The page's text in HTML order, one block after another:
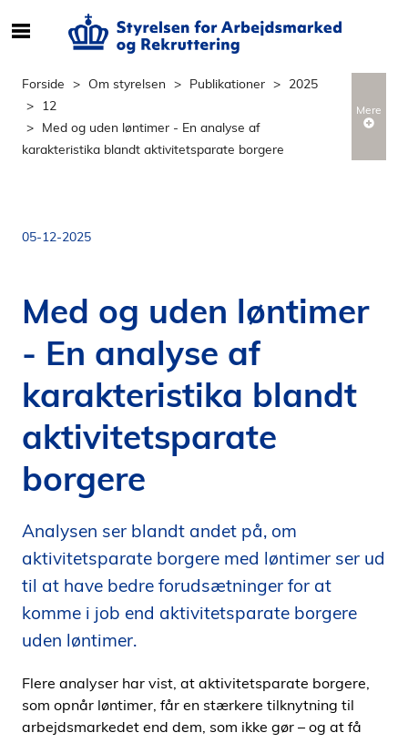
e
f
n
l
d
s
d
n
Forside Om styrelsen Publikationer
2025
12
Med og uden løntimer - En analyse af
karakteristika blandt aktivitetsparate borgere
05-12-2025
Med og uden løntimer
- En analyse af
karakteristika blandt
aktivitetsparate
borgere
Analysen ser blandt andet på, om
aktivitetsparate borgere med løntimer ser ud
til at have bedre forudsætninger for at
komme i job end aktivitetsparate borgere
uden løntimer.
Flere analyser har vist, at aktivitetsparate borgere,
som opnår løntimer, får en stærkere tilknytning til
arbejdsmarkedet end dem, som ikke gør – og at få